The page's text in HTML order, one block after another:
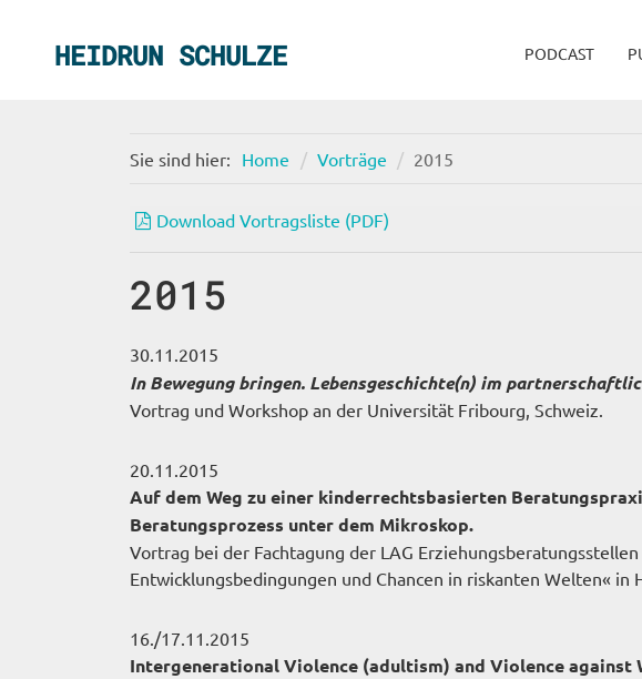
HEIDRUN SCHULZE PODCAST
Sie sind hier: Home Vorträge 2015
Download Vortragsliste (PDF)
2015
30.11.2015
In Bewegung bringen. Lebensgeschichte(n) im
Vortrag und Workshop an der Universität Fribourg, Schweiz.
20.11.2015
Auf dem Weg zu einer kinderrechtsbasierten
Beratungsprozess unter dem Mikroskop.
Vortrag bei der Fachtagung der LAG
Entwicklungsbedingungen und Chancen in riskanten Welten« in
16./17.11.2015
Intergenerational Violence (adultism) and Violence against